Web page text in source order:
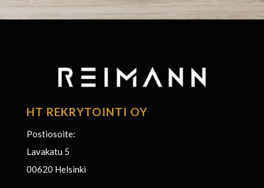
HT REKRYTOINTI OY
Postiosoite:
Lavakatu 5
00620 Helsinki